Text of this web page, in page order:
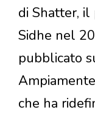
di Shatter,
Sidhe nel
pubblicato
che ha